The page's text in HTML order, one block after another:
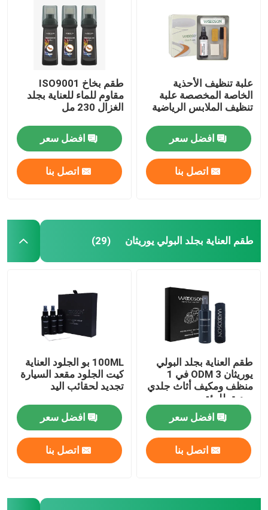
علبة تنظيف الأحذية
الخاصة المخصصة علبة
تنظيف الملابس الرياضية
افضل سعر
اتصل بنا
طقم بخاخ ISO9001
مقاوم للماء للعناية بجلد
الغزال 230 مل
افضل سعر
اتصل بنا
طقم العناية بجلد البولي يوريثان (29)
طقم العناية بجلد البولي
يوريثان ODM 3 في 1
منظف ومكيف أثاث جلدي
صديق للبيئة
افضل سعر
اتصل بنا
100ML بو الجلود العناية
كيت الجلود مقعد السيارة
تجديد لحقائب اليد
افضل سعر
اتصل بنا